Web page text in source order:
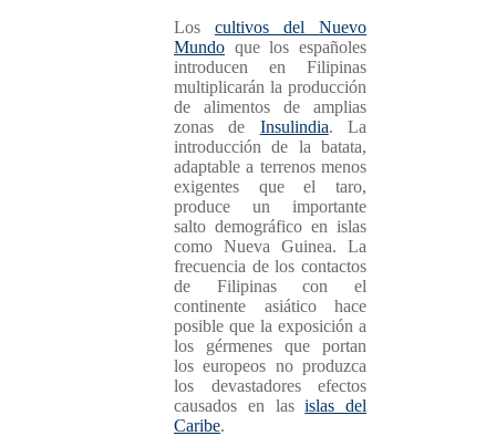
Los cultivos del Nuevo
Mundo que los españoles
introducen en Filipinas
multiplicarán la producción
de alimentos de amplias
zonas de Insulindia. La
introducción de la batata,
adaptable a terrenos menos
exigentes que el taro,
produce un importante
salto demográfico en islas
como Nueva Guinea. La
frecuencia de los contactos
de Filipinas con el
continente asiático hace
posible que la exposición a
los gérmenes que portan
los europeos no produzca
los devastadores efectos
causados en lasislas del
Caribe.